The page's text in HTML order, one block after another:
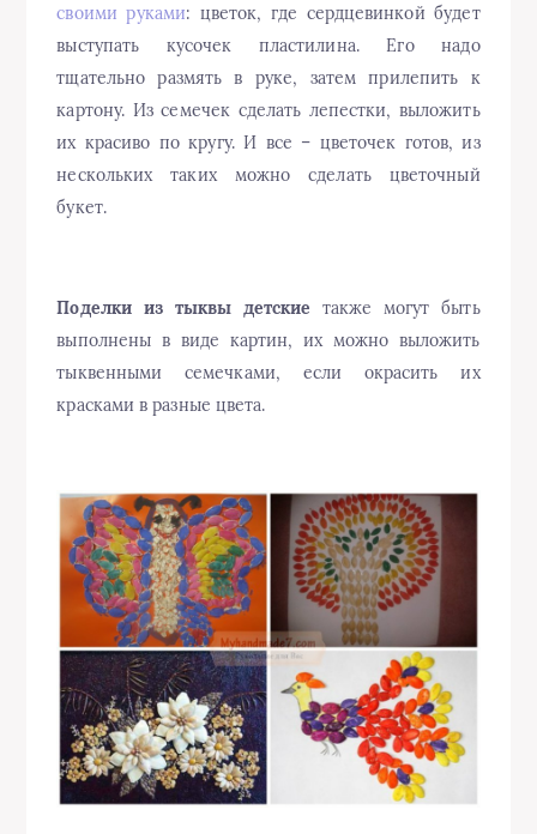
своими руками: цветок, где сердцевинкой будет
выступать кусочек пластилина. Его надо
тщательно размять в руке, затем прилепить к
картону. Из семечек сделать лепестки, выложить
их красиво по кругу. И все – цветочек готов, из
нескольких таких можно сделать цветочный
букет.
Поделки из тыквы детские также могут быть
выполнены в виде картин, их можно выложить
тыквенными семечками, если окрасить их
красками в разные цвета.